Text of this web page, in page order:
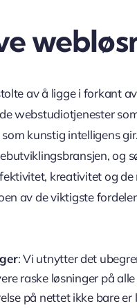
av å ligge i forkant
webstudiotjenester
kunstig intelligens
og
kreativitet og de
av de viktigste
: Vi utnytter det
raske løsninger på
på nettet ikke bare er